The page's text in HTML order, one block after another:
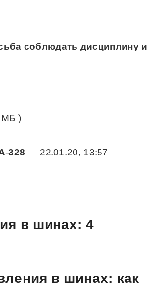
соблюдать дисциплину и
МБ )
328 — 22.01.20, 13:57
в шинах: 4
в шинах: как